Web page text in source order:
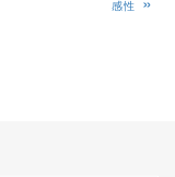
感性